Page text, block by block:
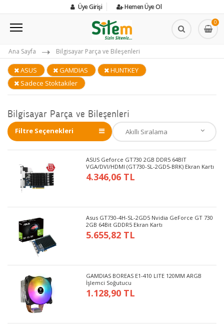
Üye Girişi Hemen Üye Ol
0
Ana Sayfa Bilgisayar Parça ve Bileşenleri
ASUS GAMDIAS
HUNTKEY
Sadece Stoktakiler
Bilgisayar Parça ve Bileşenleri
Filtre Seçenekleri
ASUS Geforce GT730 2GB DDR5 64BIT
VGA/DVI/HDMI (GT730-SL-2GD5-BRK) Ekran Kartı
4.346,06 TL
Asus GT730-4H-SL-2GD5 Nvidia GeForce GT 730
2GB 64Bit GDDR5 Ekran Kartı
5.655,82 TL
GAMDIAS BOREAS E1-410 LITE 120MM ARGB
İşlemci Soğutucu
1.128,90 TL